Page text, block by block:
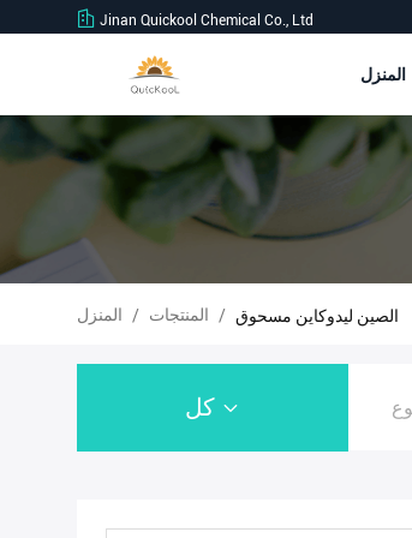
Jinan Quickool Chemical Co., Ltd
المنزل
المنزل / المنتجات / الصين ليدوكاين مسحوق